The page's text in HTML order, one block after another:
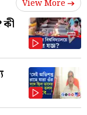
View More
কী